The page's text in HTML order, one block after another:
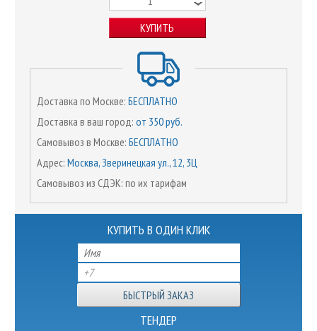
КУПИТЬ
Доставка по Москве: БЕСПЛАТНО
Доставка в ваш город: от 350 руб.
Самовывоз в Москве: БЕСПЛАТНО
Адрес: Москва, Зверинецкая ул., 12, 3Ц
Самовывоз из СДЭК: по их тарифам
КУПИТЬ В ОДИН КЛИК
ТЕНДЕР